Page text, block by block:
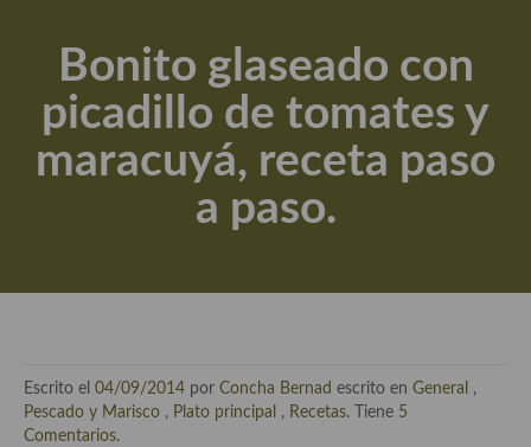
Apuntes, estudios sobre temas interesantes e importantes
Aceite de Oliva Virgen Extra (AOVE)
Recetas maridadas con los mejores AOVES
Flores en la cocina recetas
En la mesa: menaje, vajilla, técnicas de emplatado, decoración
Bonito glaseado con
picadillo de tomates y
maracuyá, receta paso
a paso.
Escrito el 04/09/2014 por Concha Bernad escrito en General
,
Pescado y Marisco , Plato principal , Recetas. Tiene 5
Comentarios.